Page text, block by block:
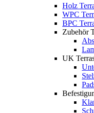
Holz
WPC
BPC
Zubehör
UK